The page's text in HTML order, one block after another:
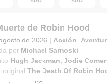
de Robin Hood
de 2026 | Acción
por Michael Sarnoski
Hugh Jackman Jodie Comer,
original The Death Of Robin